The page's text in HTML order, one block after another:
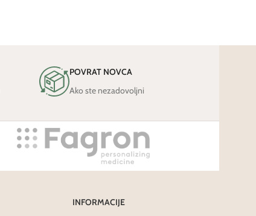
POVRAT NOVCA
Ako ste nezadovoljni
INFORMACIJE